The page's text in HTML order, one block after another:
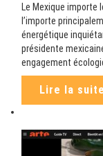
Le Mexique importe
l’importe
énergétique
présidente
engagement
Lire la suite